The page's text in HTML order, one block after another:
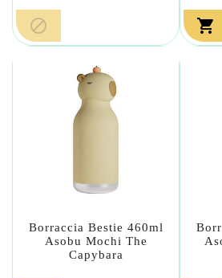
 
Borraccia Bestie 460ml
Asobu Mochi The
Capybara